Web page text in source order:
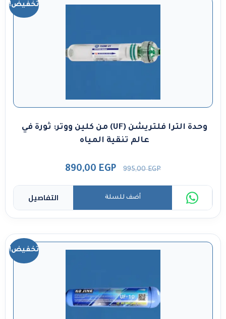
تخفيض!
وحدة الترا فلتريشن (UF) من كلين ووتر: ثورة في
عالم تنقية المياه
995,00EGP
890,00 EGP
التفاصيل أضف للسلة
تخفيض!